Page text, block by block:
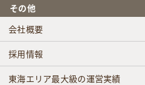
その他
会社概要
採用情報
東海エリア最大級の運営実績